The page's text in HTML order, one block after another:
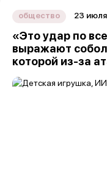
общество 23
«Это удар по
выражают
которой из-за